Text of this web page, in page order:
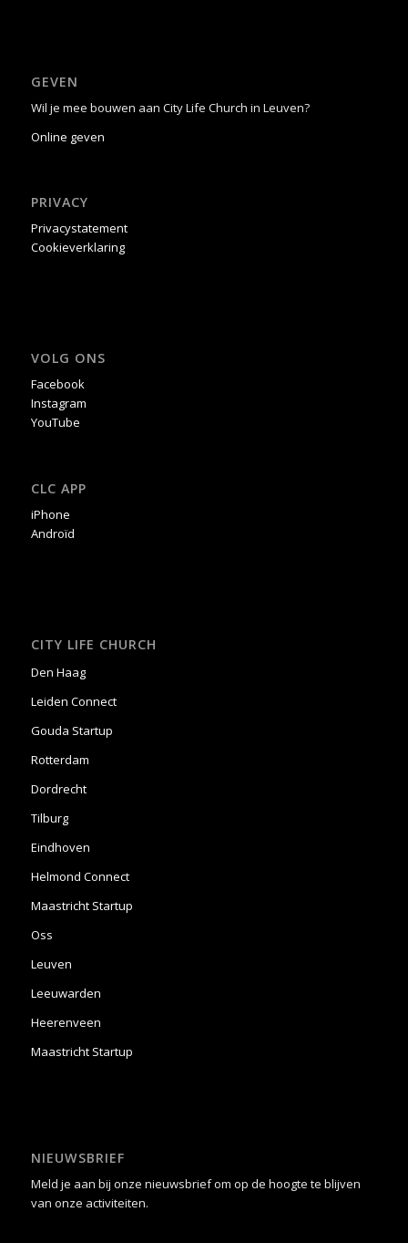
GEVEN
Wil je mee bouwen aan City Life Church in Leuven?
Online geven
PRIVACY
Privacystatement
Cookieverklaring
VOLG ONS
Facebook
Instagram
YouTube
CLC APP
iPhone
Androïd
CITY LIFE CHURCH
Den Haag
Leiden Connect
Gouda Startup
Rotterdam
Dordrecht
Tilburg
Eindhoven
Helmond Connect
Maastricht Startup
Oss
Leuven
Leeuwarden
Heerenveen
Maastricht Startup
NIEUWSBRIEF
Meld je aan bij onze nieuwsbrief om op de hoogte te blijven
van onze activiteiten.